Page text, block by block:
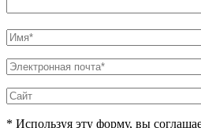
* Используя эту форму, вы